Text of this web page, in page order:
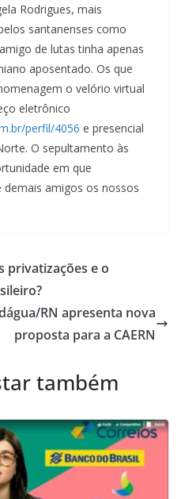
Rodrigues, mais
santanenses como
de lutas tinha apenas
aposentado. Os que
o velório virtual
eletrônico
perfil/4056 e presencial
O sepultamento às
em que
amigos os nossos
privatizações e o
RN apresenta nova
proposta para a CAERN
também